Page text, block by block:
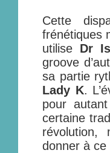
Cette
frénétiques
utilise Dr
groove
sa partie
Lady K.
pour
certaine
révolution,
donner à ce